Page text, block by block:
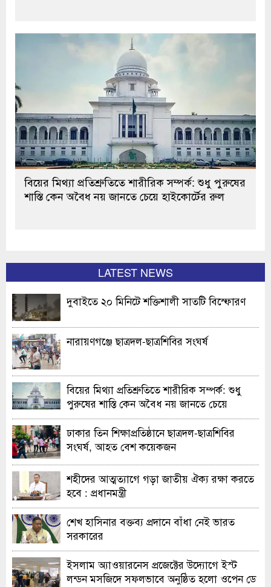
বিয়ের মিথ্যা প্রতিশ্রুতিতে শারীরিক সম্পর্ক: শুধু পুরুষের
শাস্তি কেন অবৈধ নয় জানতে চেয়ে হাইকোর্টের রুল
LATEST NEWS
দুবাইতে ২০ মিনিটে শক্তিশালী সাতটি বিস্ফোরণ
নারায়ণগঞ্জে ছাত্রদল-ছাত্রশিবির সংঘর্ষ
বিয়ের মিথ্যা প্রতিশ্রুতিতে শারীরিক সম্পর্ক: শুধু
পুরুষের শাস্তি কেন অবৈধ নয় জানতে চেয়ে
হাইকোর্টের রুল
ঢাকার তিন শিক্ষাপ্রতিষ্ঠানে ছাত্রদল-ছাত্রশিবির
সংঘর্ষ, আহত বেশ কয়েকজন
শহীদের আত্মত্যাগে গড়া জাতীয় ঐক্য রক্ষা করতে
হবে : প্রধানমন্ত্রী
শেখ হাসিনার বক্তব্য প্রদানে বাঁধা নেই ভারত
সরকারের
ইসলাম অ্যাওয়ারনেস প্রজেক্টের উদ্যোগে ইস্ট
লন্ডন মসজিদে সফলভাবে অনুষ্ঠিত হলো ওপেন ডে